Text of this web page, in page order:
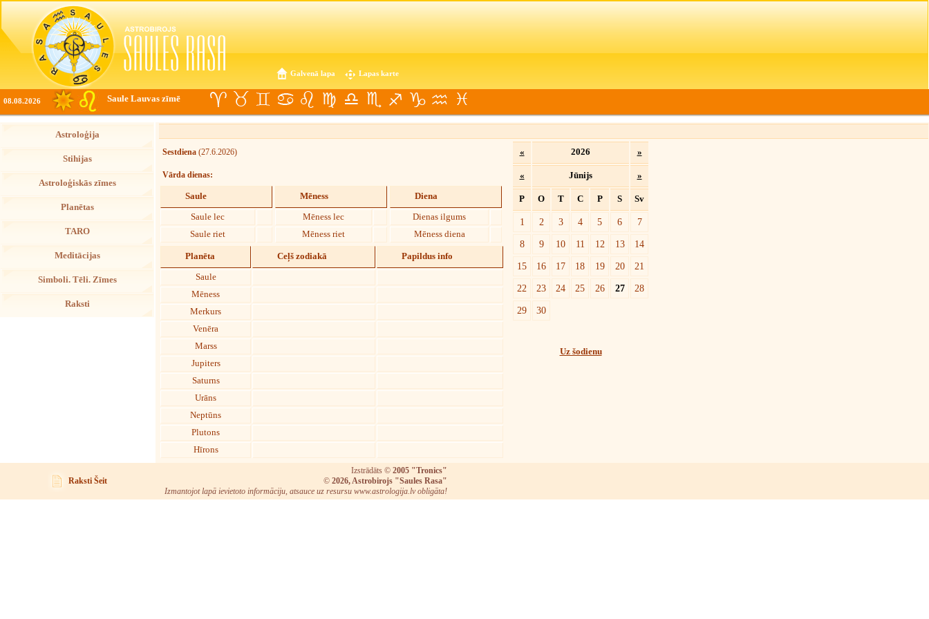
Galvenā lapa Lapas karte
08.08.2026 Saule Lauvas zīmē
Astroloģija
Stihijas
Astroloģiskās zīmes
Planētas
TARO
Meditācijas
Simboli. Tēli. Zīmes
Raksti
Sestdiena (27.6.2026)
Vārda dienas:
Saule
Saule lec
Saule riet
Mēness
Mēness lec
Mēness riet
Diena
Dienas ilgums
Mēness diena
Planēta Ceļš zodiakā Papildus info
Saule
Mēness
Merkurs
Venēra
Marss
Jupiters
Saturns
Urāns
Neptūns
Plutons
Hīrons
« 2026 »
« Jūnijs »
P O T C P S Sv
1 2 3 4 5 6
7
8
9 10 11 12 13
14
15
16 17 18 19 20
21
22
23 24 25 26 27
28
29
30
Uz šodienu
Raksti Šeit
Izstrādāts © 2005 "Tronics"
© 2026, Astrobirojs "Saules Rasa"
Izmantojot lapā ievietoto informāciju, atsauce uz resursu www.astrologija.lv obligāta!